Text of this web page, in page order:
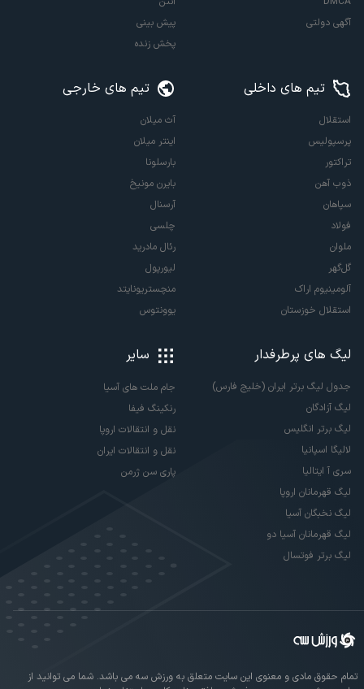
آگهی دولتی
پیش بینی
پخش زنده
تیم های داخلی
استقلال
پرسپولیس
تراکتور
ذوب آهن
سپاهان
فولاد
ملوان
گل‌گهر
آلومینیوم اراک
استقلال خوزستان
تیم های خارجی
آث میلان
اینتر میلان
بارسلونا
بایرن مونیخ
آرسنال
چلسی
رئال مادرید
لیورپول
منچستریونایتد
یوونتوس
لیگ های پرطرفدار
جدول لیگ برتر ایران (خلیج فارس)
لیگ آزادگان
لیگ برتر انگلیس
لالیگا اسپانیا
سری آ ایتالیا
لیگ قهرمانان اروپا
لیگ نخبگان آسیا
لیگ قهرمانان آسیا دو
لیگ برتر فوتسال
سایر
جام ملت های آسیا
رنکینگ فیفا
نقل و انتقالات اروپا
نقل و انتقالات ایران
پاری سن ژرمن
تمام حقوق مادی و معنوی این سایت متعلق به ورزش سه می باشد. شما می توانید از